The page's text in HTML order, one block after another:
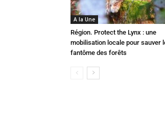
A la Une
Région. Protect the Lynx : une
mobilisation locale pour sauver
fantôme des forêts